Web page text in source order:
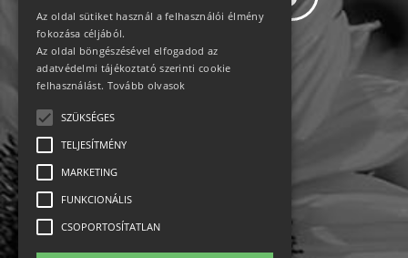
Adatvédelem
Impresszum-kapcsolat
Az oldal sütiket használ a felhasználói élmény
fokozása céljából.
Az oldal böngészésével elfogadod az
adatvédelmi tájékoztató szerinti cookie
felhasználást. Tovább olvasok
SZÜKSÉGES
TELJESÍTMÉNY
MARKETING
FUNKCIONÁLIS
CSOPORTOSÍTATLAN